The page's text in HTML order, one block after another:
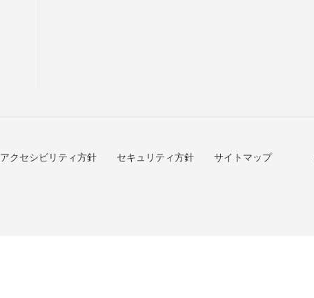
アクセシビリティ方針 セキュリティ方針 サイトマップ